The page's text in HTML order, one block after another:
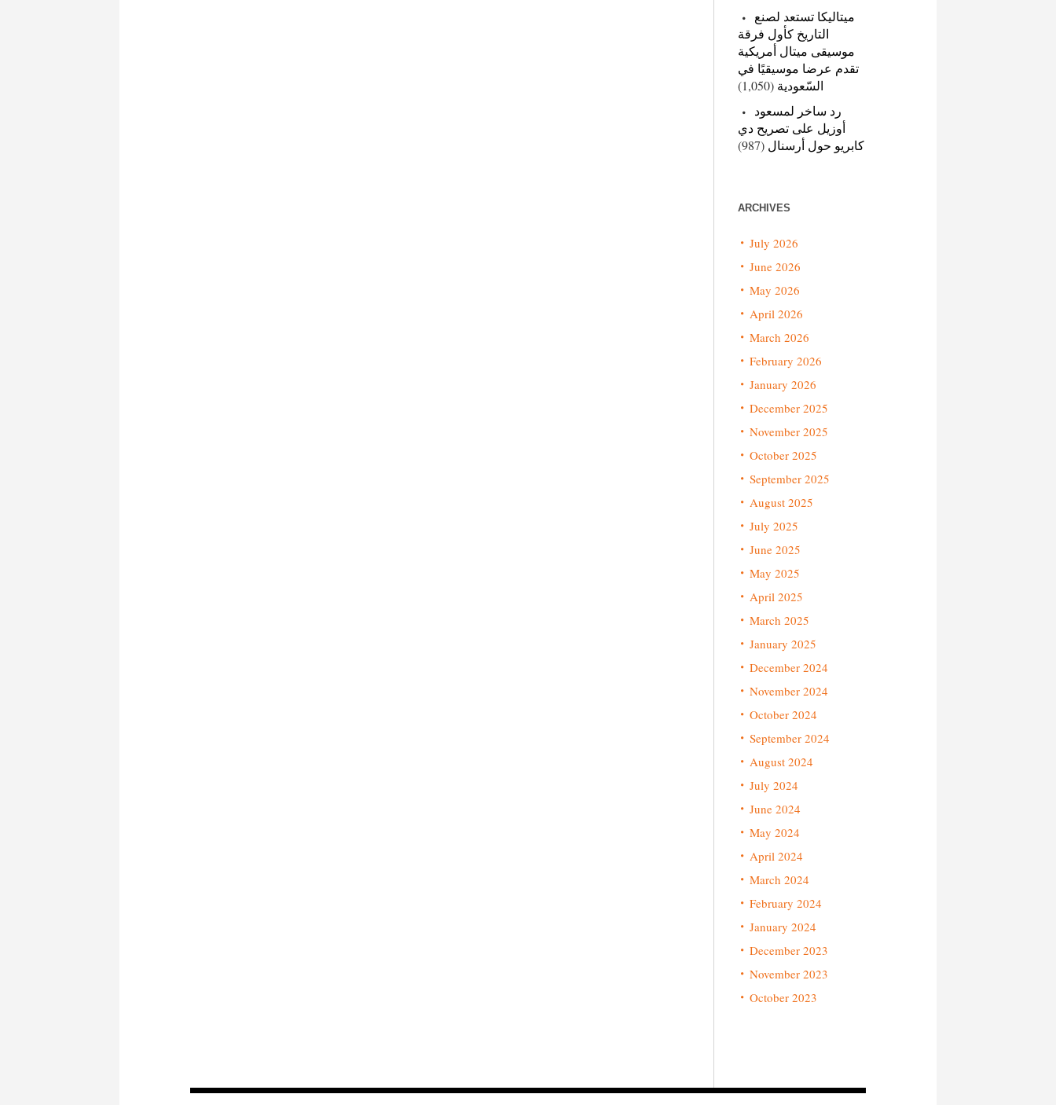
ميتاليكا تستعد لصنع
التاريخ كأول فرقة
موسيقى ميتال أمريكية
تقدم عرضا موسيقيًا في
السّعودية (1,050)
رد ساخر لمسعود
أوزيل على تصريح دي
كابريو حول أرسنال (987)
ARCHIVES
July 2026
June 2026
May 2026
April 2026
March 2026
February 2026
January 2026
December 2025
November 2025
October 2025
September 2025
August 2025
July 2025
June 2025
May 2025
April 2025
March 2025
January 2025
December 2024
November 2024
October 2024
September 2024
August 2024
July 2024
June 2024
May 2024
April 2024
March 2024
February 2024
January 2024
December 2023
November 2023
October 2023